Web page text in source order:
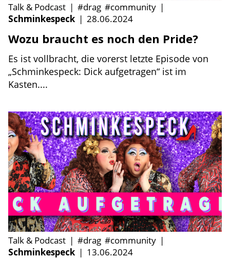
Talk & Podcast | #drag #community |
Schminkespeck | 28.06.2024
Wozu braucht es noch den Pride?
Es ist vollbracht, die vorerst letzte Episode von
„Schminkespeck: Dick aufgetragen“ ist im
Kasten....
Talk & Podcast | #drag #community |
Schminkespeck | 13.06.2024